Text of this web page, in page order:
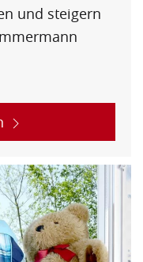
und steigern